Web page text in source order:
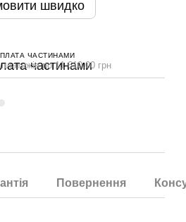
швидко
ЧАСТИНАМИ
по 11 610.00 грн
Повернення